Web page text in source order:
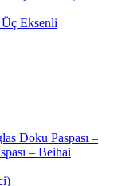
Eksenli
Doku Paspası –
– Beihai